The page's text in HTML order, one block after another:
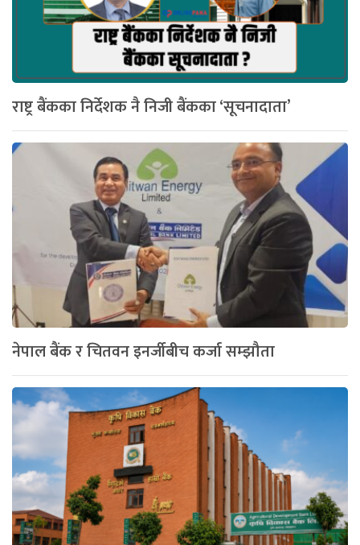
राष्ट्र बैंकका निर्देशक नै निजी बैंकका ‘सूचनादाता’
नेपाल बैंक र चितवन इनर्जीबीच कर्जा सम्झौता